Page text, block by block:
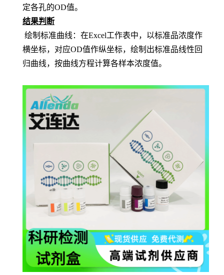
定各孔的OD值。
结果判断
绘制标准曲线：在Excel工作表中，以标准品浓度作
横坐标，对应OD值作纵坐标，绘制出标准品线性回
归曲线，按曲线方程计算各样本浓度值。